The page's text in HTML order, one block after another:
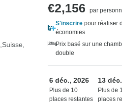
Suisse
€2,156
par
S'inscrire pour réaliser
économies
Prix basé sur une
double
6 déc., 2026
Plus de 10
places restantes
13
Plus de
places